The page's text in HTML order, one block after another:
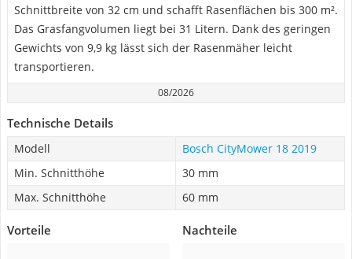
Schnittbreite von 32 cm und schafft Rasenflächen bis 300 m².
Das Grasfangvolumen liegt bei 31 Litern. Dank des geringen
Gewichts von 9,9 kg lässt sich der Rasenmäher leicht
transportieren.
08/2026
Technische Details
Modell
Bosch CityMower 18 2019
Min. Schnitthöhe
30 mm
Max. Schnitthöhe
60 mm
Vorteile Nachteile